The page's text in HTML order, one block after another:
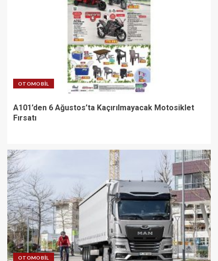
OTOMOBIL
A101’den 6 Ağustos’ta Kaçırılmayacak Motosiklet
Fırsatı
OTOMOBIL